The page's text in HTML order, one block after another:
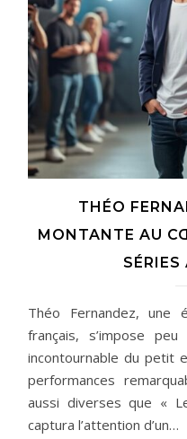
THÉO
MONTANTE AU
SÉRIES
Théo Fernandez, une
français, s’impose
incontournable du petit
performances
aussi diverses que «
captura l’attention d’un…